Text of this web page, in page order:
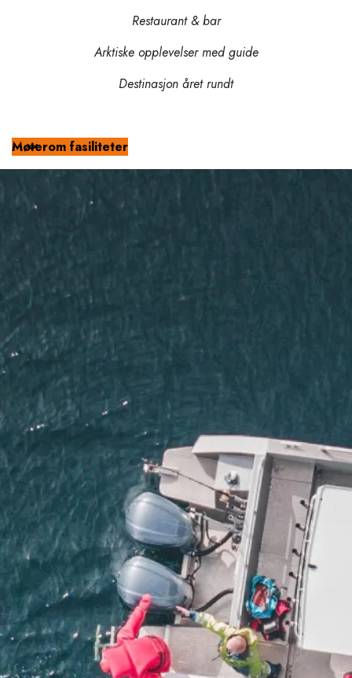
Restaurant & bar
Arktiske opplevelser med guide
Destinasjon året rundt
Møterom fasiliteter